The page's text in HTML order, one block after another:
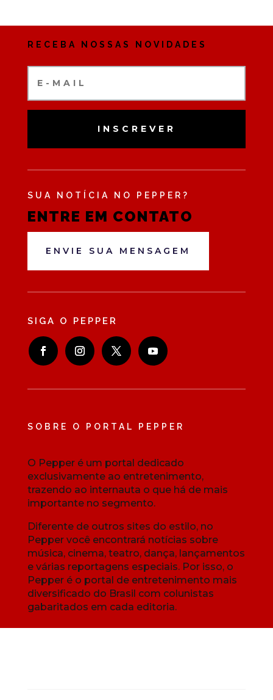
RECEBA NOSSAS NOVIDADES
INSCREVER
SUA NOTÍCIA NO PEPPER?
ENTRE EM CONTATO
ENVIE SUA MENSAGEM
SIGA O PEPPER
SOBRE O PORTAL PEPPER
O Pepper é um portal dedicado
exclusivamente ao entretenimento,
trazendo ao internauta o que há de mais
importante no segmento.
Diferente de outros sites do estilo, no
Pepper você encontrará notícias sobre
música, cinema, teatro, dança, lançamentos
e várias reportagens especiais. Por isso, o
Pepper é o portal de entretenimento mais
diversificado do Brasil com colunistas
gabaritados em cada editoria.